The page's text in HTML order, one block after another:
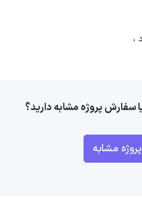
سفارش پروژه مشابه دارید؟
مشابه